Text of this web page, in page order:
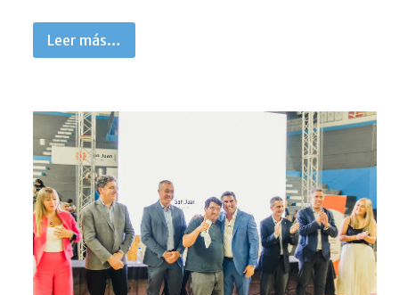
Leer más…